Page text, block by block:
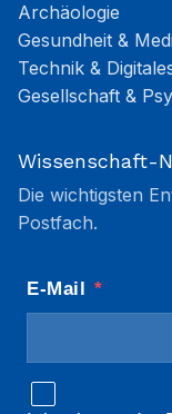
Archäologie
Gesundheit &
Technik &
Gesellschaft &
Wissenschaft-
Die wichtigsten
Postfach.